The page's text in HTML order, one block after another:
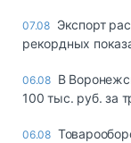
07.08 Экспорт
рекордных
06.08 В
100 тыс. руб. за
06.08